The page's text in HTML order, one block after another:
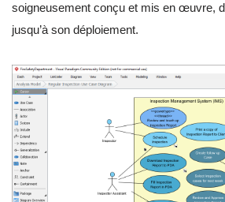
soigneusement conçu et mis en œuvre,
jusqu’à son déploiement.